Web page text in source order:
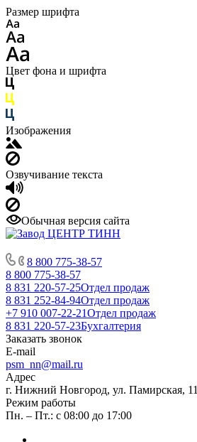
Размер шрифта
Цвет фона и шрифта
Изображения
Озвучивание текста
Обычная версия сайта
8 800 775-38-57
8 800 775-38-57
8 831 220-57-25Отдел продаж
8 831 252-84-94Отдел продаж
+7 910 007-22-21Отдел продаж
8 831 220-57-23Бухгалтерия
Заказать звонок
E-mail
psm_nn@mail.ru
Адрес
г. Нижний Новгород, ул. Памирская, 11
Режим работы
Пн. – Пт.: с 08:00 до 17:00